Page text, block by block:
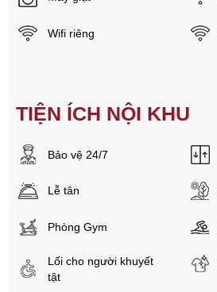
Wifi riêng
TIỆN ÍCH NỘI KHU
Bảo vệ 24/7
Lễ tân
Phòng Gym
Lối cho người khuyết
tật